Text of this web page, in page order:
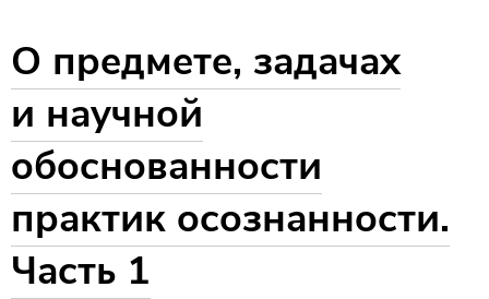
О предмете, задачах
и научной
обоснованности
практик осознанности.
Часть 1